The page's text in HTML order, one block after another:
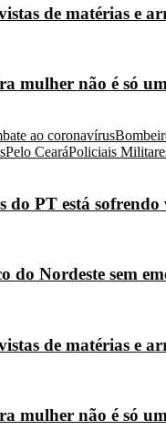
de matérias e
mulher não é só
ao coronavírus
Pelo CearáPoliciais
do PT está
do Nordeste sem
de matérias e
mulher não é só